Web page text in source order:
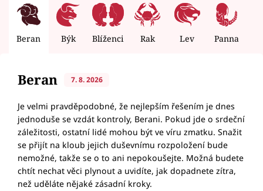
Beran Býk Blíženci Rak Lev Panna
Beran 7. 8. 2026
Je velmi pravděpodobné, že nejlepším řešením je dnes
jednoduše se vzdát kontroly, Berani. Pokud jde o srdeční
záležitosti, ostatní lidé mohou být ve víru zmatku. Snažit
se přijít na kloub jejich duševnímu rozpoložení bude
nemožné, takže se o to ani nepokoušejte. Možná budete
chtít nechat věci plynout a uvidíte, jak dopadnete zítra,
než uděláte nějaké zásadní kroky.